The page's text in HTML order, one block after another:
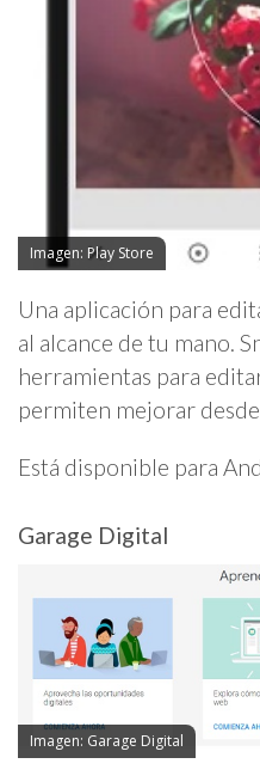
Imagen: Play Store
Una aplicación para
al alcance de tu mano.
herramientas para
permiten mejorar
Está disponible para
Garage Digital
Imagen: Garage Digital